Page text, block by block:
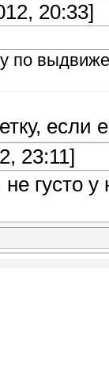
20:33]
по
если
23:11]
густо